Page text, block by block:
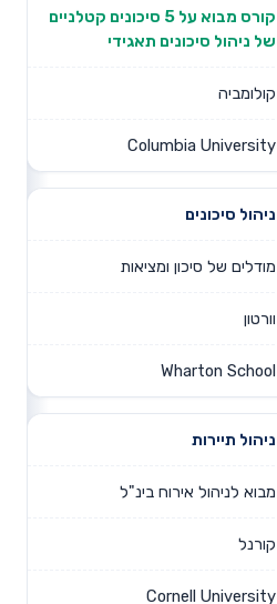
קורס מבוא על 5 סיכונים קטלניים
של ניהול סיכונים תאגידי
קולומביה
Columbia University
ניהול סיכונים
מודלים של סיכון ומציאות
וורטון
Wharton School
ניהול תיירות
מבוא לניהול אירוח בינ"ל
קורנל
Cornell University